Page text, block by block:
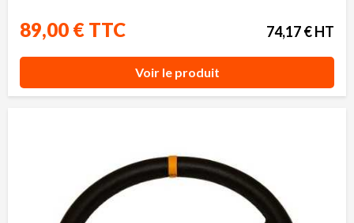
89,00 € TTC 74,17 € HT
Voir le produit